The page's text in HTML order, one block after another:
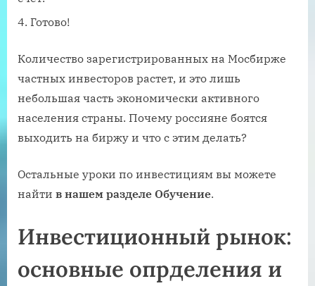
Готово!
Количество зарегистрированных на Мосбирже
частных инвесторов растет, и это лишь
небольшая часть экономически активного
населения страны. Почему россияне боятся
выходить на биржу и что с этим делать?
Остальные уроки по инвестициям вы можете
найти в нашем разделе Обучение.
Инвестиционный рынок:
основные опрделения и